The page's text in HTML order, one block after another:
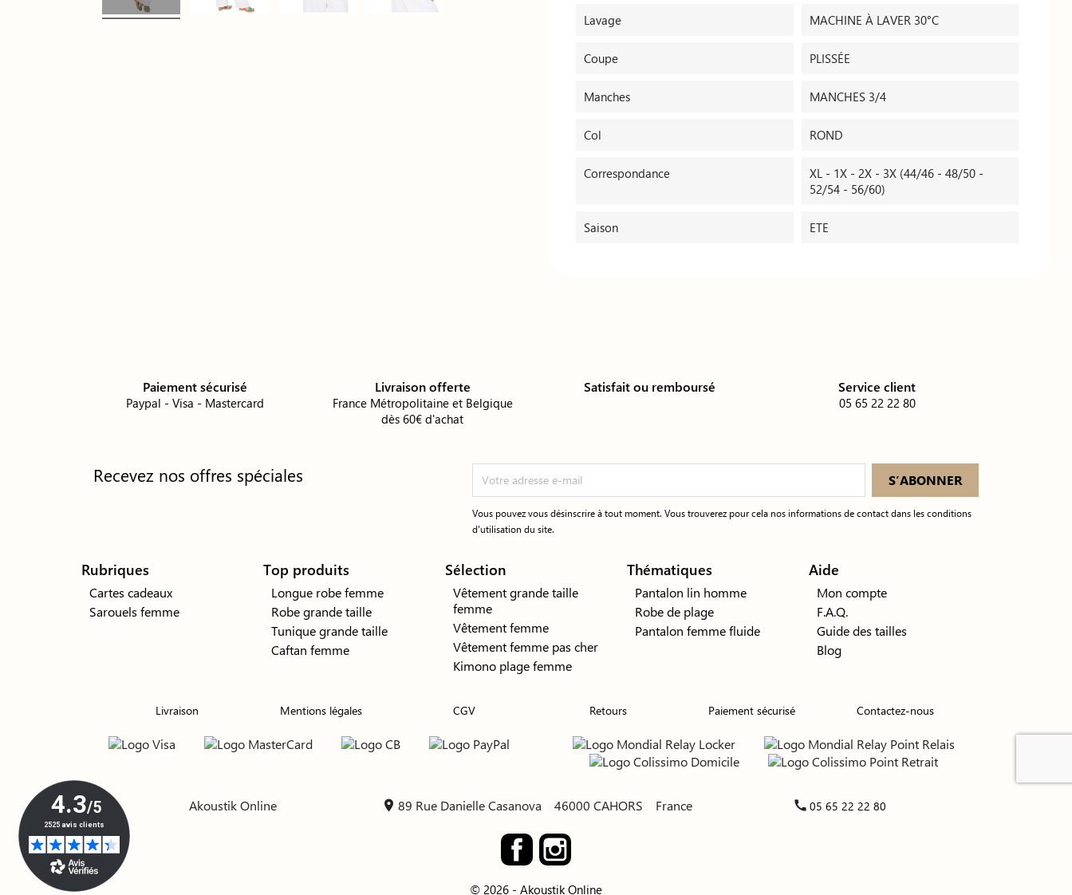
Lavage MACHINE À LAVER 30°C
Coupe PLISSÉE
Manches MANCHES 3/4
Col ROND
Correspondance
XL - 1X - 2X - 3X (44/46 - 48/50 -
52/54 - 56/60)
Saison ETE
Paiement sécurisé
Paypal - Visa - Mastercard
Livraison offerte
France Métropolitaine et Belgique
dès 60€ d'achat
Satisfait ou remboursé Service client
05 65 22 22 80
Recevez nos offres spéciales
Vous pouvez vous désinscrire à tout moment. Vous trouverez pour cela nos informations de contact dans les conditions
d'utilisation du site.
Rubriques
Cartes cadeaux
Sarouels femme
Top produits
Longue robe femme
Robe grande taille
Tunique grande taille
Caftan femme
Sélection
Vêtement grande taille
femme
Vêtement femme
Vêtement femme pas cher
Kimono plage femme
Thématiques
Pantalon lin homme
Robe de plage
Pantalon femme fluide
Aide
Mon compte
F.A.Q.
Guide des tailles
Blog
Livraison Mentions légales CGV Retours Paiement sécurisé Contactez-nous
Akoustik Online location_on 89 Rue Danielle Casanova 46000 CAHORS France call 05 65 22 22 80
Facebook
© 2026 - Akoustik Online